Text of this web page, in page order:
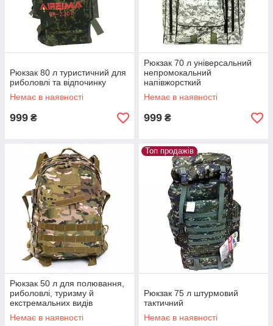
Рюкзак 80 л туристичний для
риболовлі та відпочинку
Немає в наявності
999 ₴
Рюкзак 70 л універсальний
непромокальний
напівжорсткий
Немає в наявності
999 ₴
Рюкзак 50 л для полювання,
риболовлі, туризму й
екстремальних видів
відпочинку
Немає в наявності
Топ продажів
Рюкзак 75 л штурмовий
тактичний
Немає в наявності